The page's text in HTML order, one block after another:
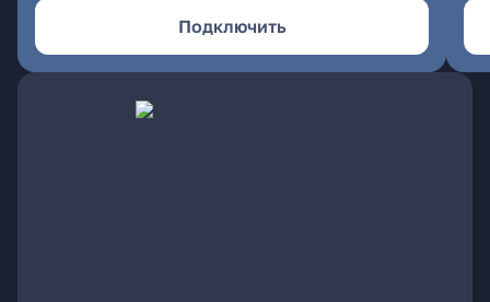
Подключить